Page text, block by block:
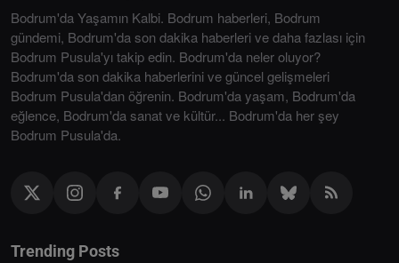
Bodrum'da Yaşamın Kalbi. Bodrum haberleri, Bodrum
gündemi, Bodrum'da son dakika haberleri ve daha fazlası için
Bodrum Pusula'yı takip edin. Bodrum'da neler oluyor?
Bodrum'da son dakika haberlerini ve güncel gelişmeleri
Bodrum Pusula'dan öğrenin. Bodrum'da yaşam, Bodrum'da
eğlence, Bodrum'da sanat ve kültür... Bodrum'da her şey
Bodrum Pusula'da.
Trending Posts